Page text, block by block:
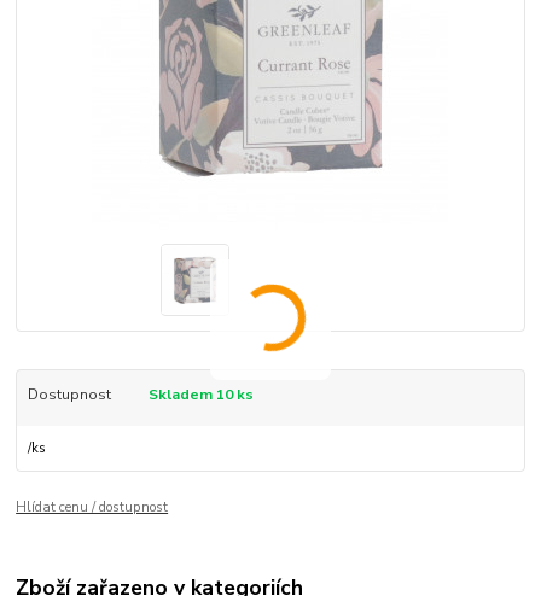
Dostupnost Skladem 10 ks
/ks
Hlídat cenu / dostupnost
Zboží zařazeno v kategoriích